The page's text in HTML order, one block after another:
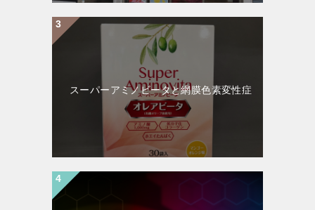
スーパーアミノビータと網膜色素変性症